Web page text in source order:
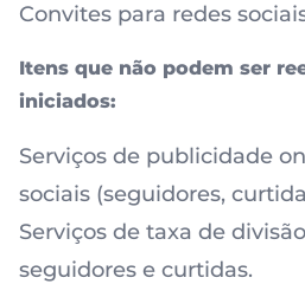
Convites para redes
Itens que não podem ser
iniciados:
Serviços de publicidade
sociais (seguidores,
Serviços de taxa de
seguidores e curtidas.